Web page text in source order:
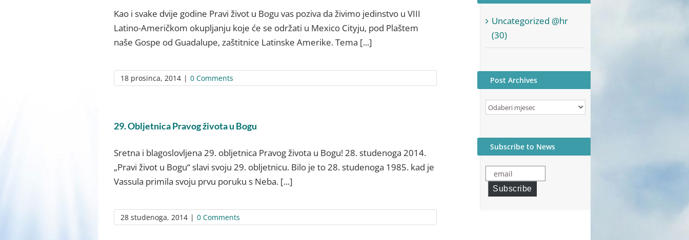
Kao i svake dvije godine Pravi život u Bogu vas poziva da živimo jedinstvo u VIII
Latino-Američkom okupljanju koje će se održati u Mexico Cityju, pod Plaštem
naše Gospe od Guadalupe, zaštitnice Latinske Amerike. Tema [...]
18 prosinca, 2014 | 0 Comments
29. Obljetnica Pravog života u Bogu
Sretna i blagoslovljena 29. obljetnica Pravog života u Bogu! 28. studenoga 2014.
„Pravi život u Bogu“ slavi svoju 29. obljetnicu. Bilo je to 28. studenoga 1985. kad je
Vassula primila svoju prvu poruku s Neba. [...]
28 studenoga, 2014 | 0 Comments
Uncategorized @hr
(30)
Post Archives
Post
Subscribe to News
email
Subscribe